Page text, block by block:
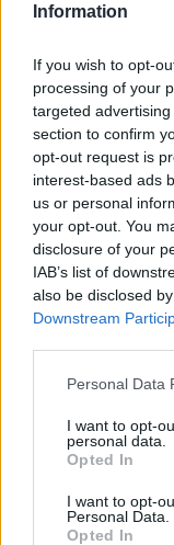
Information
If you wish to opt-
processing of your
targeted
section to confirm
opt-out request is
interest-based ads
us or personal
your opt-out. You
disclosure of your
IAB’s list of
also be disclosed
Downstream
Personal Data
I want to opt-
personal data.
Opted In
I want to opt-
Personal Data.
Opted In
MĀJOKLIS
Kā veiksmīgi tikt
ĢIMENES VESELĪBA
7 veselības